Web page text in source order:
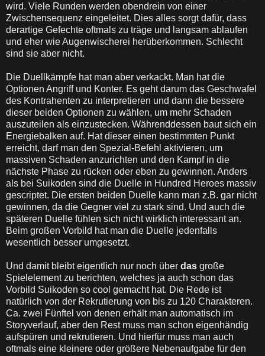
wird. Viele Runden werden obendrein von einer
Zwischensequenz eingeleitet. Dies alles sorgt dafür, dass
derartige Gefechte oftmals zu träge und langsam ablaufen
und eher wie Augenwischerei herüberkommen. Schlecht
sind sie aber nicht.
Die Duellkämpfe hat man aber verkackt. Man hat die
Optionen Angriff und Konter. Es geht darum das Geschwafel
des Kontrahenten zu interpretieren und dann die bessere
dieser beiden Optionen zu wählen, um mehr Schaden
auszuteilen als einzustecken. Währenddessen baut sich ein
Energiebalken auf. Hat dieser einen bestimmten Punkt
erreicht, darf man den Spezial-Befehl aktivieren, um
massiven Schaden anzurichten und den Kampf in die
nächste Phase zu rücken oder eben zu gewinnen. Anders
als bei Suikoden sind die Duelle in Hundred Heroes massiv
gescriptet. Die ersten beiden Duelle kann man z.B. gar nicht
gewinnen, da die Gegner viel zu stark sind. Und auch die
späteren Duelle fühlen sich nicht wirklich interessant an.
Beim großen Vorbild hat man die Duelle jedenfalls
wesentlich besser umgesetzt.
Und damit bleibt eigentlich nur noch über das große
Spielelement zu berichten, welches ja auch schon das
Vorbild Suikoden so cool gemacht hat. Die Rede ist
natürlich von der Rekrutierung von bis zu 120 Charakteren.
Ca. zwei Fünftel von denen erhält man automatisch im
Storyverlauf, aber den Rest muss man schon eigenhändig
aufspüren und rekrutieren. Und hierfür muss man auch
oftmals eine kleinere oder größere Nebenaufgabe für den